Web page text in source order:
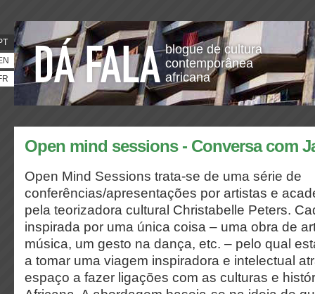
blogue de cultura
contemporânea
africana
Open mind sessions - Conversa com
Open Mind Sessions trata-se de uma série de
conferências/apresentações por artistas e
pela teorizadora cultural Christabelle Peters.
inspirada por uma única coisa – uma obra de
música, um gesto na dança, etc. – pelo qual
a tomar uma viagem inspiradora e intelectual
espaço a fazer ligações com as culturas e